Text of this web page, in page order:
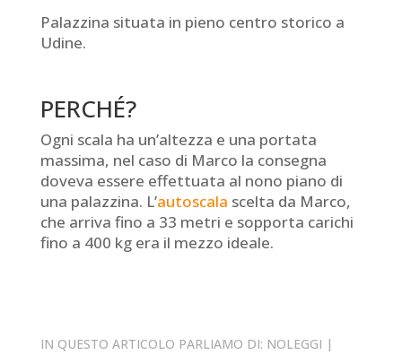
Palazzina situata in pieno centro storico a
Udine.
PERCHÉ?
Ogni scala ha un’altezza e una portata
massima, nel caso di Marco la consegna
doveva essere effettuata al nono piano di
una palazzina. L’autoscala scelta da Marco,
che arriva fino a 33 metri e sopporta carichi
fino a 400 kg era il mezzo ideale.
IN QUESTO ARTICOLO PARLIAMO DI: NOLEGGI |